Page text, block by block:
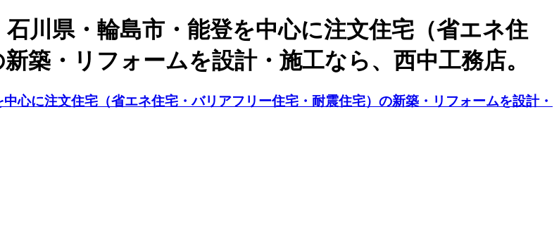
川県・輪島市・能登を中心に注文住宅（省エネ住
築・リフォームを設計・施工なら、西中工務店。